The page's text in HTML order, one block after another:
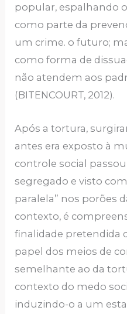
popular, espalhando
como parte da
um crime. o futuro;
como forma de
não atendem aos
(BITENCOURT, 2012).
Após a tortura,
antes era exposto à
controle social
segregado e visto
paralela” nos porões
contexto, é
finalidade pretendida
papel dos meios de
semelhante ao da
contexto do medo
induzindo-o a um